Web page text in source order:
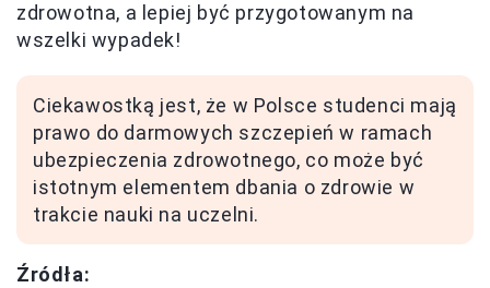
zdrowotna, a lepiej być przygotowanym na
wszelki wypadek!
Ciekawostką jest, że w Polsce studenci mają
prawo do darmowych szczepień w ramach
ubezpieczenia zdrowotnego, co może być
istotnym elementem dbania o zdrowie w
trakcie nauki na uczelni.
Źródła: